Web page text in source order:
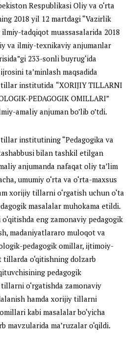
Respublikasi Oliy va o‘rta
2018 yil 12 martdagi “Vazirlik
tadqiqot muassasalarida 2018
va ilmiy-texnikaviy anjumanlar
233-sonli buyrug‘ida
ta’minlash maqsadida
tillar institutida “XORIJIY TILLARNI
PEDAGOGIK OMILLARI”
amaliy anjuman bo’lib o’tdi.
institutining “Pedagogika va
bilan tashkil etilgan
anjumanda nafaqat oliy ta’lim
umumiy o‘rta va o‘rta-maxsus
xorijiy tillarni o‘rgatish uchun o‘ta
masalalar muhokama etildi.
eng zamonaviy pedagogik
madaniyatlararo muloqot va
pedagogik omillar, ijtimoiy-
o‘qitishning dolzarb
pedagogik
o‘rgatishda zamonaviy
hamda xorijiy tillarni
kabi masalalar bo‘yicha
mavzularida ma’ruzalar o‘qildi.